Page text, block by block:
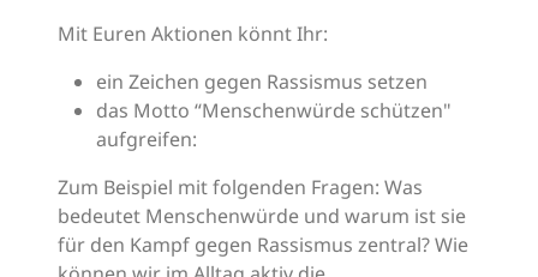
Mit Euren Aktionen könnt Ihr:
ein Zeichen gegen Rassismus setzen
das Motto “Menschenwürde schützen"
aufgreifen:
Zum Beispiel mit folgenden Fragen: Was
bedeutet Menschenwürde und warum ist sie
für den Kampf gegen Rassismus zentral? Wie